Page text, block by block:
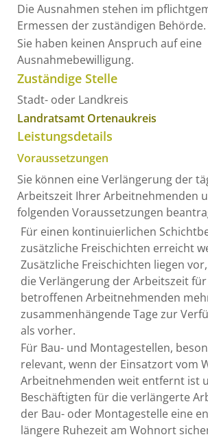
Die Ausnahmen stehen im
Ermessen der zuständigen Behörde.
Sie haben keinen Anspruch auf eine
Ausnahmebewilligung.
Zuständige Stelle
Stadt- oder Landkreis
Landratsamt Ortenaukreis
Leistungsdetails
Voraussetzungen
Sie können eine Verlängerung der
Arbeitszeit Ihrer Arbeitnehmenden
folgenden Voraussetzungen
Für einen kontinuierlichen
zusätzliche Freischichten erreicht
Zusätzliche Freischichten liegen
die Verlängerung der Arbeitszeit
betroffenen Arbeitnehmenden
zusammenhängende Tage zur
als vorher.
Für Bau- und Montagestellen,
relevant, wenn der Einsatzort vom
Arbeitnehmenden weit entfernt ist
Beschäftigten für die verlängerte
der Bau- oder Montagestelle eine
längere Ruhezeit am Wohnort